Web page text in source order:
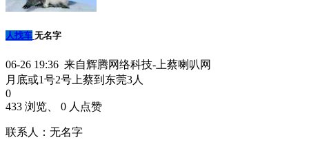
人找车 无名字
06-26 19:36 来自辉腾网络科技-上蔡喇叭网
月底或1号2号上蔡到东莞3人
0
433 浏览、 0 人点赞
联系人：无名字